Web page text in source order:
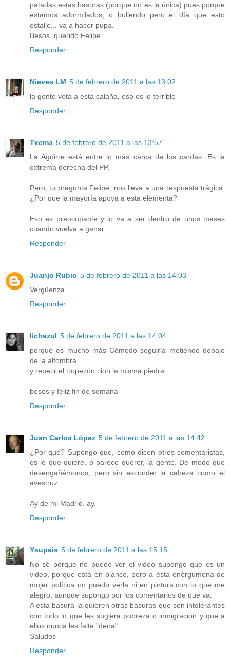
patadas estas basuras (porque no es la única) pues porque
estamos adormilados, o bullendo pero el día que esto
estalle... va a hacer pupa.
Besos, querido Felipe.
Responder
Nieves LM 5 de febrero de 2011 a las 13:02
la gente vota a esta calaña, eso es lo terrible
Responder
Txema 5 de febrero de 2011 a las 13:57
La Aguirre está entre lo más carca de los cardas. Es la
extrema derecha del PP.
Pero, tu pregunta Felipe, nos lleva a una respuesta trágica.
¿Por que la mayoría apoya a esta elementa?
Eso es preocupante y lo va a ser dentro de unos meses
cuando vuelva a ganar.
Responder
Juanjo Rubio 5 de febrero de 2011 a las 14:03
Vergüenza.
Responder
lichazul 5 de febrero de 2011 a las 14:04
porque es mucho más Cómodo seguirla metiendo debajo
de la alfombra
y repetir el tropezón cion la misma piedra
besos y feliz fin de semana
Responder
Juan Carlos López 5 de febrero de 2011 a las 14:42
¿Por qué? Supongo que, como dicen otros comentaristas,
es lo que quiere, o parece querer, la gente. De modo que
desengañémonos, pero sin esconder la cabeza como el
avestruz.
Ay de mi Madrid, ay.
Responder
Ysupais 5 de febrero de 2011 a las 15:15
No sé porque no puedo ver el video supongo que es un
video, porque está en blanco, pero a ésta enérgumena de
mujer política no puedo verla ni en pintura,con lo que me
alegro, aunque supongo por los comentarios de que va.
A esta basura la quieren otras basuras que son intolerantes
con todo lo que les sugiera pobreza o inmigración y que a
ellos nunca les falte "dena".
Saludos
Responder